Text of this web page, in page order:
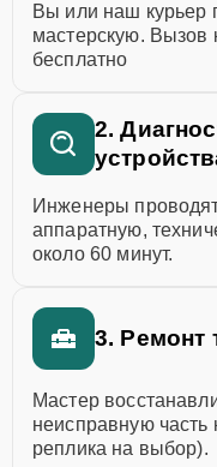
Вы или наш курьер
мастерскую. Вызов
бесплатно
2.
Инженеры
аппаратную,
около 60 минут.
3. Ремонт
Мастер
неисправную часть
реплика на выбор).